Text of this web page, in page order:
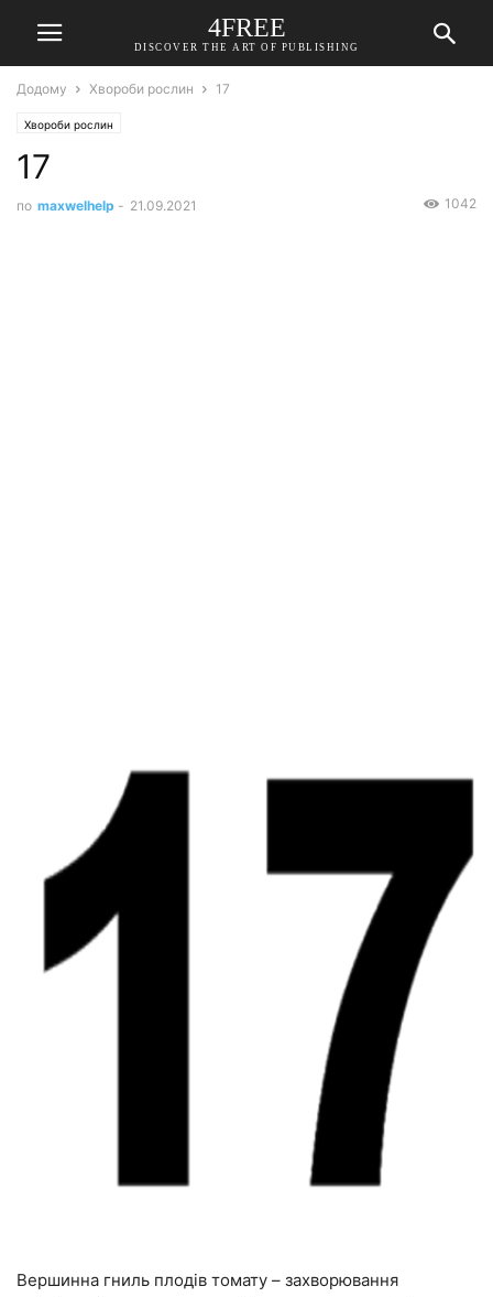
4FREE
DISCOVER THE ART OF PUBLISHING
Додому Хвороби рослин 17
Хвороби рослин
17
по maxwelhelp - 21.09.2021 1042
Вершинна гниль плодів томату – захворювання